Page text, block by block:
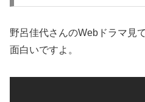
野呂佳代さんのWebドラマ見
面白いですよ。